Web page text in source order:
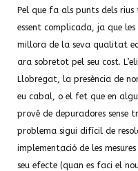
Pel que fa als punts dels
essent complicada, ja que les
millora de la seva qualitat
ara sobretot pel seu cost.
Llobregat, la presència de
eu cabal, o el fet que en
prové de depuradores
problema sigui difícil de
implementació de les
seu efecte (quan es faci el